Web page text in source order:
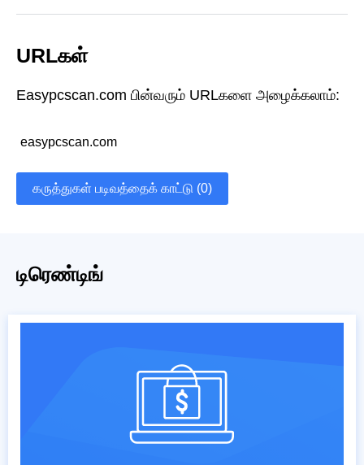
URLகள்
Easypcscan.com பின்வரும் URLகளை அழைக்கலாம்:
easypcscan.com
கருத்துகள் படிவத்தைக் காட்டு (0)
டிரெண்டிங்